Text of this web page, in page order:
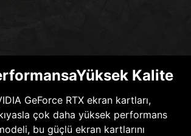
Kalite
GeForce RTX ekran kartları,
çok daha yüksek performans
bu güçlü ekran kartlarını